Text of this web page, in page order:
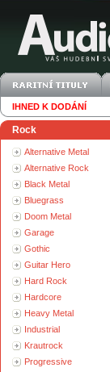
IHNED K DODÁNÍ
Rock
Alternative Metal
Alternative Rock
Black Metal
Bluegrass
Doom Metal
Garage
Gothic
Guitar Hero
Hard Rock
Hardcore
Heavy Metal
Industrial
Krautrock
Progressive